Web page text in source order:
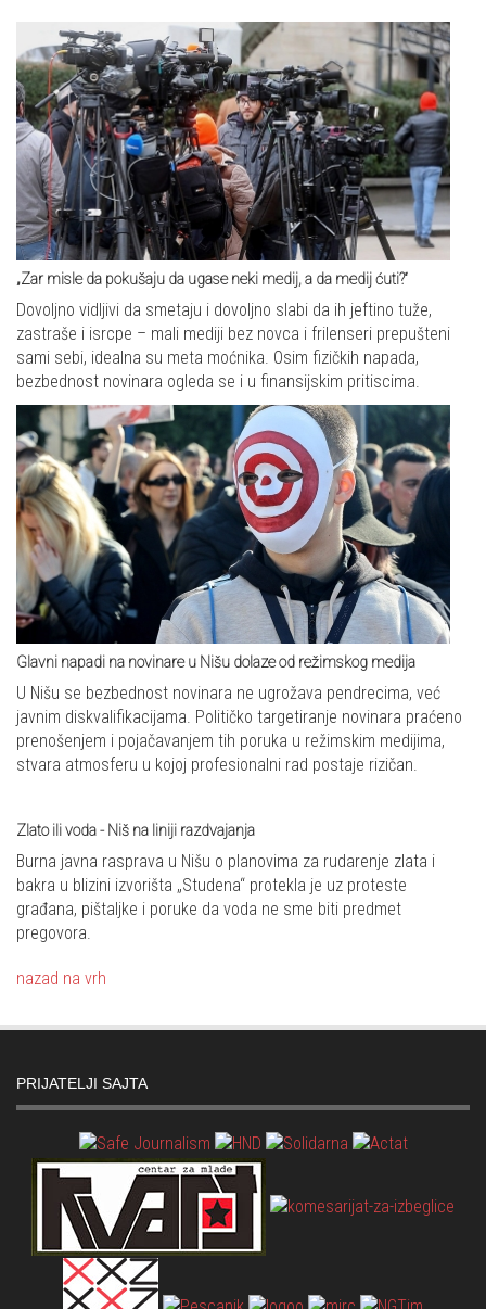
„Zar misle da pokušaju da ugase neki medij, a da medij ćuti?“
Dovoljno vidljivi da smetaju i dovoljno slabi da ih jeftino tuže,
zastraše i isrcpe – mali mediji bez novca i frilenseri prepušteni
sami sebi, idealna su meta moćnika. Osim fizičkih napada,
bezbednost novinara ogleda se i u finansijskim pritiscima.
Glavni napadi na novinare u Nišu dolaze od režimskog medija
U Nišu se bezbednost novinara ne ugrožava pendrecima, već
javnim diskvalifikacijama. Političko targetiranje novinara praćeno
prenošenjem i pojačavanjem tih poruka u režimskim medijima,
stvara atmosferu u kojoj profesionalni rad postaje rizičan.
Zlato ili voda - Niš na liniji razdvajanja
Burna javna rasprava u Nišu o planovima za rudarenje zlata i
bakra u blizini izvorišta „Studena“ protekla je uz proteste
građana, pištaljke i poruke da voda ne sme biti predmet
pregovora.
nazad na vrh
PRIJATELJI SAJTA